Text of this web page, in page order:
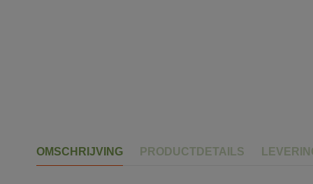
OMSCHRIJVING PRODUCTDETAILS